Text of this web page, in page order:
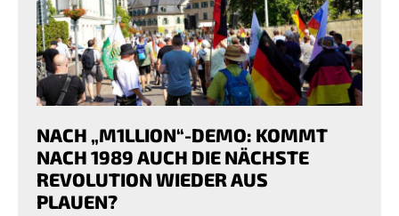
NACH „M1LLION“-DEMO: KOMMT
NACH 1989 AUCH DIE NÄCHSTE
REVOLUTION WIEDER AUS
PLAUEN?